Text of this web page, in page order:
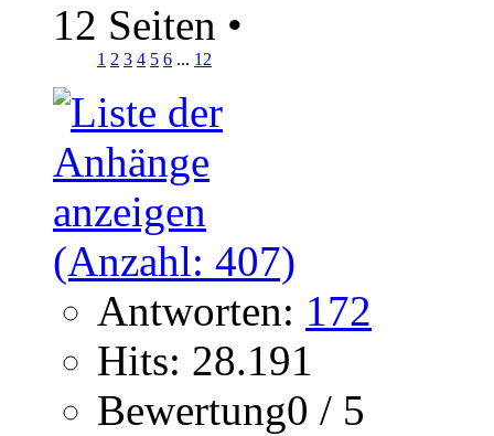
12 Seiten •
1 2 3 4 5 6 ... 12
Antworten: 172
Hits: 28.191
Bewertung0 / 5